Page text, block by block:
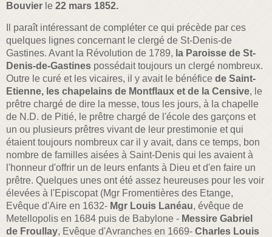
Bouvier le 22 mars 1852.
Il paraît intéressant de compléter ce qui précède par ces
quelques lignes concernant le clergé de St-Denis-de
Gastines. Avant la Révolution de 1789, la Paroisse de St-
Denis-de-Gastines possédait toujours un clergé nombreux.
Outre le curé et les vicaires, il y avait le bénéfice de Saint-
Etienne, les chapelains de Montflaux et de la Censive, le
prêtre chargé de dire la messe, tous les jours, à la chapelle
de N.D. de Pitié, le prêtre chargé de l'école des garçons et
un ou plusieurs prêtres vivant de leur prestimonie et qui
étaient toujours nombreux car il y avait, dans ce temps, bon
nombre de familles aisées à Saint-Denis qui les avaient à
l'honneur d'offrir un de leurs enfants à Dieu et d'en faire un
prêtre. Quelques unes ont été assez heureuses pour les voir
élevées à l'Episcopat (Mgr Fromentières des Etange,
Evêque d'Aire en 1632- Mgr Louis Lanéau, évêque de
Metellopolis en 1684 puis de Babylone - Messire Gabriel
de Froullay, Evêque d'Avranches en 1669- Charles Louis